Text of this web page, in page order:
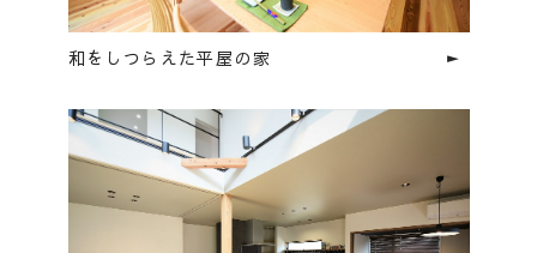
和をしつらえた平屋の家